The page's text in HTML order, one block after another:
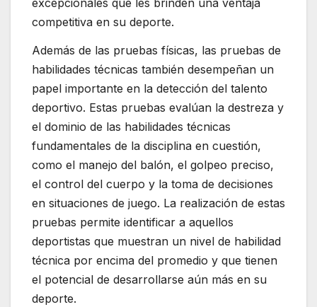
excepcionales que les brinden una ventaja
competitiva en su deporte.
Además de las pruebas físicas, las pruebas de
habilidades técnicas también desempeñan un
papel importante en la detección del talento
deportivo. Estas pruebas evalúan la destreza y
el dominio de las habilidades técnicas
fundamentales de la disciplina en cuestión,
como el manejo del balón, el golpeo preciso,
el control del cuerpo y la toma de decisiones
en situaciones de juego. La realización de estas
pruebas permite identificar a aquellos
deportistas que muestran un nivel de habilidad
técnica por encima del promedio y que tienen
el potencial de desarrollarse aún más en su
deporte.